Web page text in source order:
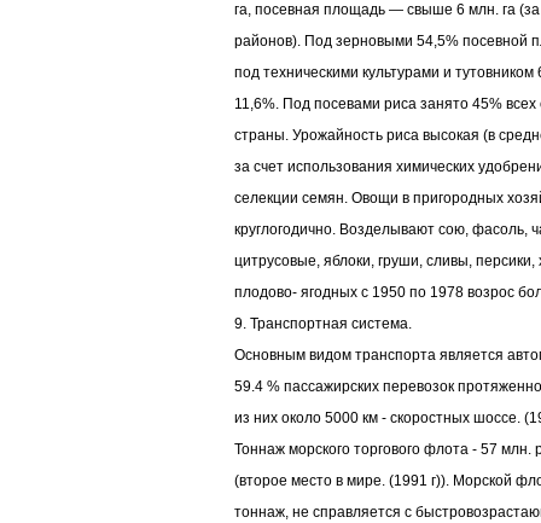
га, посевная площадь — свыше 6 млн. га (за
районов). Под зерновыми 54,5% посевной
под техническими культурами и
11,6%. Под посевами риса занято 45%
страны. Урожайность риса высокая (в
за счет использования химических
селекции семян. Овощи в пригородных
круглогодично. Возделывают сою, фасоль,
цитрусовые, яблоки, груши, сливы, персики,
плодово- ягодных с 1950 по 1978 возрос
9. Транспортная система.
Основным видом транспорта является
59.4 % пассажирских перевозок
из них около 5000 км - скоростных шоссе.
Тоннаж морского торгового флота - 57 млн.
(второе место в мире. (1991 г)). Морской
тоннаж, не справляется с